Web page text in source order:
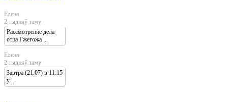
Елена
2 тыдняў таму
Рассмотрение дела
отца Гжегожа ...
Елена
2 тыдняў таму
Завтра (21.07) в 11:15
у ...